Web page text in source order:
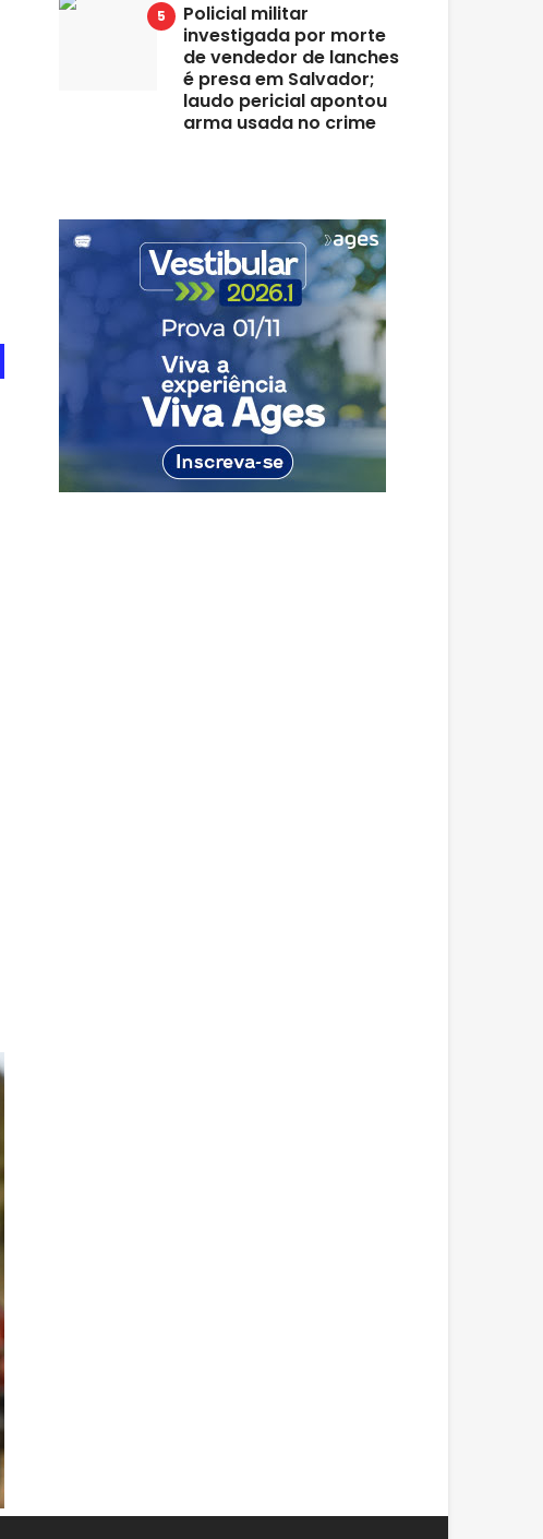
Policial militar
investigada por morte
de vendedor de lanches
é presa em Salvador;
laudo pericial apontou
arma usada no crime